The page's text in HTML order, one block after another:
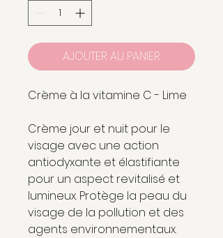
AJOUTER AU PANIER
Crème à la vitamine C - Lime
Crème jour et nuit pour le
visage avec une action
antiodyxante et élastifiante
pour un aspect revitalisé et
lumineux. Protège la peau du
visage de la pollution et des
agents environnementaux.